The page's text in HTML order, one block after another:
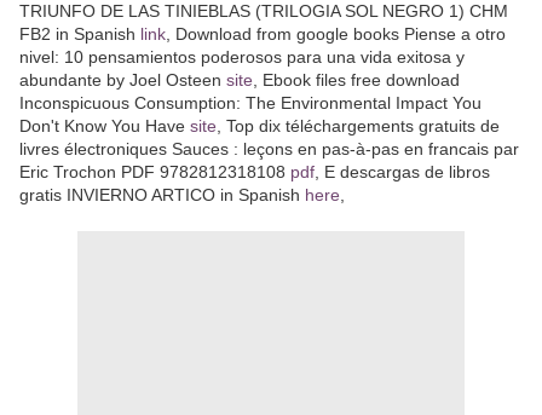
TRIUNFO DE LAS TINIEBLAS (TRILOGIA SOL NEGRO 1) CHM
FB2 in Spanish link, Download from google books Piense a otro
nivel: 10 pensamientos poderosos para una vida exitosa y
abundante by Joel Osteen site, Ebook files free download
Inconspicuous Consumption: The Environmental Impact You
Don't Know You Have site, Top dix téléchargements gratuits de
livres électroniques Sauces : leçons en pas-à-pas en francais par
Eric Trochon PDF 9782812318108 pdf, E descargas de libros
gratis INVIERNO ARTICO in Spanish here,